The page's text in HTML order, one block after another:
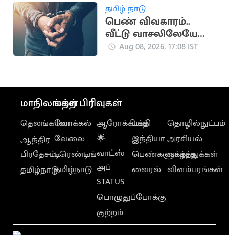
தமிழ் நாடு
பெண் விவகாரம்..
வீட்டு வாசலிலேயே
ஒருவருக்கு அரிவாள்
Aug 08, 2026, 17:08 IST
மாநிலங்கள்
தெலங்கானா
ஆந்திர
பிரதேசம்
தமிழ்நாடு
மற்ற பிரிவுகள்
லோக்கல்
வேலை
டிரெண்டிங்
தமிழ்நாடு
ஆரோக்கியம்
🌟
வாட்ஸ்
அப்
STATUS
பொழுதுப்போக்கு
குற்றம்
பக்தி
இந்தியா
பெண்களுக்காக
வைரல்
தொழில்நுட்பம்
அரசியல்
வாழ்த்துக்கள்
விளம்பரங்கள்